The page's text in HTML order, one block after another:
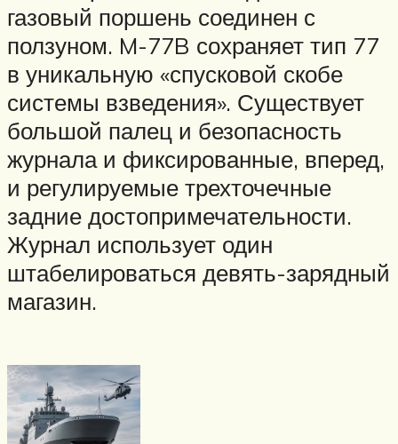
газовый поршень соединен с
ползуном. M-77B сохраняет тип 77
в уникальную «спусковой скобе
системы взведения». Существует
большой палец и безопасность
журнала и фиксированные, вперед,
и регулируемые трехточечные
задние достопримечательности.
Журнал использует один
штабелироваться девять-зарядный
магазин.